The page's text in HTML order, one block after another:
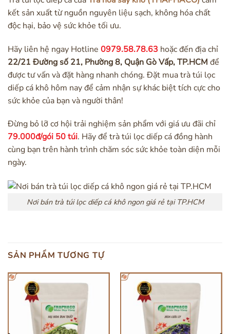
kết sản xuất từ nguồn nguyên liệu sạch, không hóa chất
độc hại, bảo vệ sức khỏe tối ưu.
Hãy liên hệ ngay Hotline 0979.58.78.63 hoặc đến địa chỉ
22/21 Đường số 21, Phường 8, Quận Gò Vấp, TP.HCM để
được tư vấn và đặt hàng nhanh chóng. Đặt mua trà túi lọc
diếp cá khô hôm nay để cảm nhận sự khác biệt tích cực cho
sức khỏe của bạn và người thân!
Đừng bỏ lỡ cơ hội trải nghiệm sản phẩm với giá ưu đãi chỉ
79.000đ/gói 50 túi. Hãy để trà túi lọc diếp cá đồng hành
cùng bạn trên hành trình chăm sóc sức khỏe toàn diện mỗi
ngày.
Nơi bán trà túi lọc diếp cá khô ngon giá rẻ tại TP.HCM
SẢN PHẨM TƯƠNG TỰ